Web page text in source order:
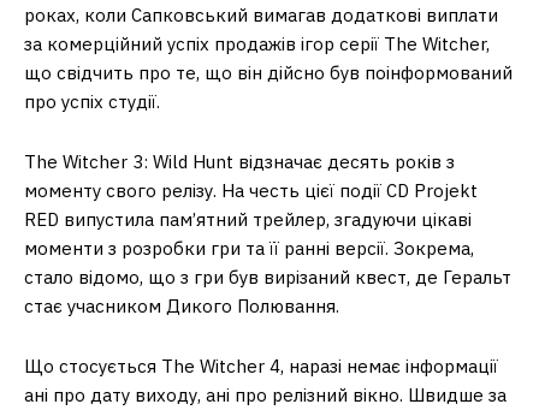
роках, коли Сапковський вимагав додаткові виплати
за комерційний успіх продажів ігор серії The Witcher,
що свідчить про те, що він дійсно був поінформований
про успіх студії.
The Witcher 3: Wild Hunt відзначає десять років з
моменту свого релізу. На честь цієї події CD Projekt
RED випустила пам’ятний трейлер, згадуючи цікаві
моменти з розробки гри та її ранні версії. Зокрема,
стало відомо, що з гри був вирізаний квест, де Геральт
стає учасником Дикого Полювання.
Що стосується The Witcher 4, наразі немає інформації
ані про дату виходу, ані про релізний вікно. Швидше за